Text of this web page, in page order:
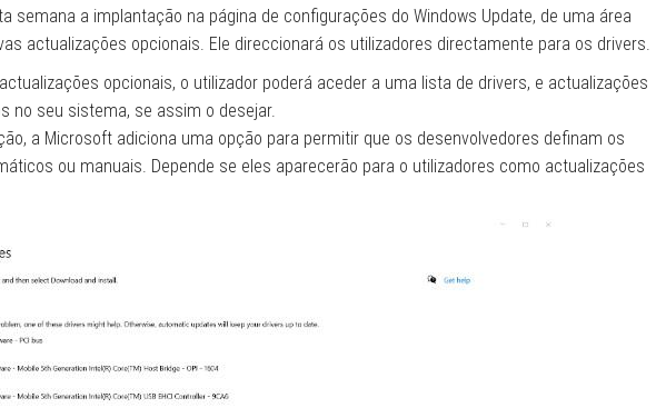
semana a implantação na página de configurações do Windows Update, de uma área
actualizações opcionais. Ele direccionará os utilizadores directamente para os drivers.
opcionais, o utilizador poderá aceder a uma lista de drivers, e actualizações
no seu sistema, se assim o desejar.
a Microsoft adiciona uma opção para permitir que os desenvolvedores definam os
ou manuais. Depende se eles aparecerão para o utilizadores como actualizações